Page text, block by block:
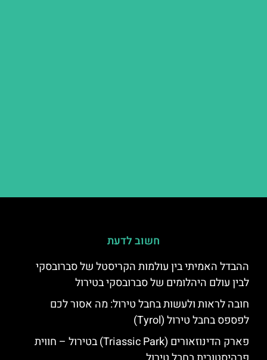
חשוב לדעת
ההבדל האמיתי בין עולמות הקריסטל של סברובסקי
לבין עולם היהלומים של סברובסקי בטירול
חובה לראות ולעשות בחבל טירול: מה אסור לכם
לפספס בחבל טירול (Tyrol)
פארק הדינוזאורים (Triassic Park) בטירול – חווית